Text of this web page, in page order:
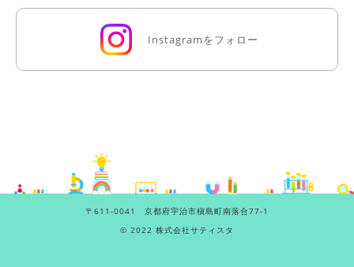
Instagramをフォロー
〒611-0041 京都府宇治市槇島町南落合77-1
© 2022 株式会社サティスタ